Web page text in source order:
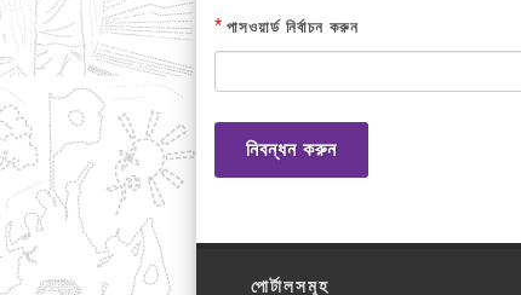
* পাসওয়ার্ড নির্বাচন করুন
নিবন্ধন করুন
পোর্টালসমূহ